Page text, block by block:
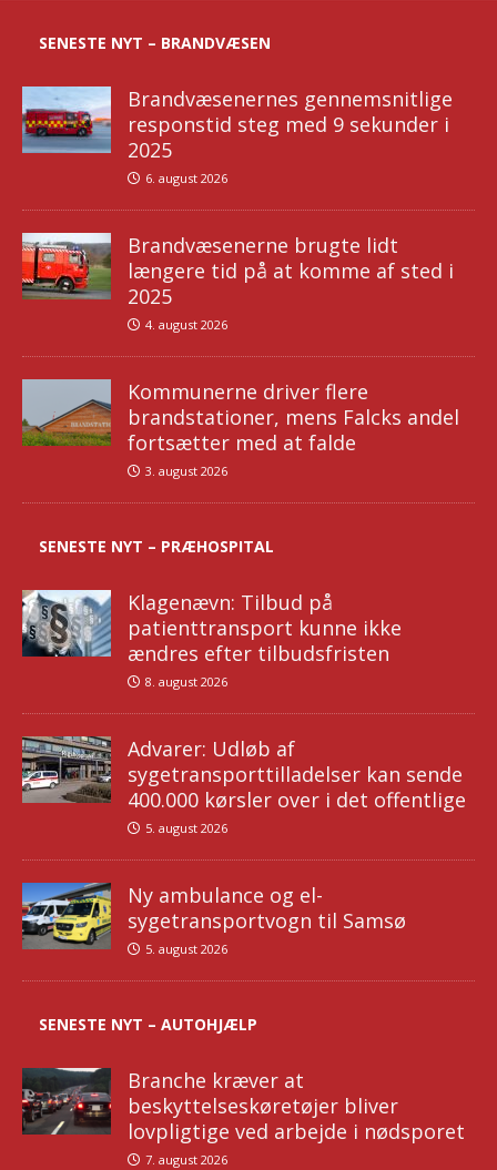
SENESTE NYT – BRANDVÆSEN
Brandvæsenernes gennemsnitlige
responstid steg med 9 sekunder i
2025
6. august 2026
Brandvæsenerne brugte lidt
længere tid på at komme af sted i
2025
4. august 2026
Kommunerne driver flere
brandstationer, mens Falcks andel
fortsætter med at falde
3. august 2026
SENESTE NYT – PRÆHOSPITAL
Klagenævn: Tilbud på
patienttransport kunne ikke
ændres efter tilbudsfristen
8. august 2026
Advarer: Udløb af
sygetransporttilladelser kan sende
400.000 kørsler over i det offentlige
5. august 2026
Ny ambulance og el-
sygetransportvogn til Samsø
5. august 2026
SENESTE NYT – AUTOHJÆLP
Branche kræver at
beskyttelseskøretøjer bliver
lovpligtige ved arbejde i nødsporet
7. august 2026